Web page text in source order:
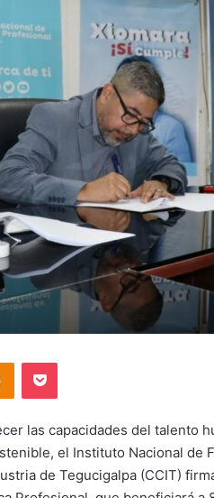
Odnoklassniki
Pocket
las capacidades del talento
el Instituto Nacional de
de Tegucigalpa (CCIT)